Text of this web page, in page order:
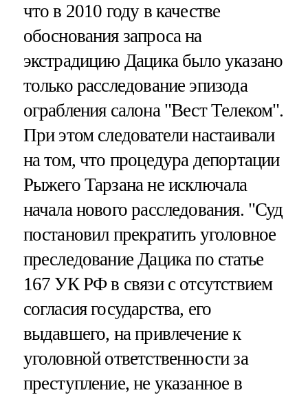
что в 2010 году в качестве
обоснования запроса на
экстрадицию Дацика было указано
только расследование эпизода
ограбления салона "Вест Телеком".
При этом следователи настаивали
на том, что процедура депортации
Рыжего Тарзана не исключала
начала нового расследования. "Суд
постановил прекратить уголовное
преследование Дацика по статье
167 УК РФ в связи с отсутствием
согласия государства, его
выдавшего, на привлечение к
уголовной ответственности за
преступление, не указанное в